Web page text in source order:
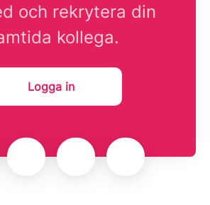
och rekrytera din
kollega.
Logga in